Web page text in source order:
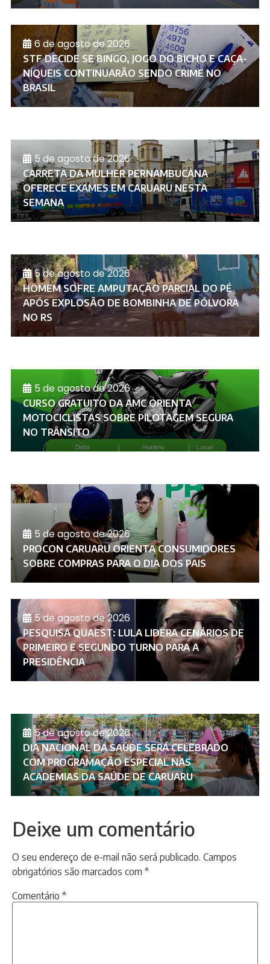
6 de agosto de 2026
STF DECIDE SE BINGO, JOGO DO BICHO E CAÇA-
NÍQUEIS CONTINUARÃO SENDO CRIME NO
BRASIL
5 de agosto de 2026
CARRETA DA MULHER PERNAMBUCANA
OFERECE EXAMES EM CARUARU NESTA
SEMANA
5 de agosto de 2026
HOMEM SOFRE AMPUTAÇÃO PARCIAL DO PÉ
APÓS EXPLOSÃO DE BOMBINHA DE PÓLVORA
NO RS
5 de agosto de 2026
CURSO GRATUITO DA AMC ORIENTA
MOTOCICLISTAS SOBRE PILOTAGEM SEGURA
NO TRÂNSITO
5 de agosto de 2026
PROCON CARUARU ORIENTA CONSUMIDORES
SOBRE COMPRAS PARA O DIA DOS PAIS
5 de agosto de 2026
PESQUISA QUAEST: LULA LIDERA CENÁRIOS DE
PRIMEIRO E SEGUNDO TURNO PARA A
PRESIDÊNCIA
5 de agosto de 2026
DIA NACIONAL DA SAÚDE SERÁ CELEBRADO
COM PROGRAMAÇÃO ESPECIAL NAS
ACADEMIAS DA SAÚDE DE CARUARU
Deixe um comentário
O seu endereço de e-mail não será publicado. Campos
obrigatórios são marcados com *
Comentário *